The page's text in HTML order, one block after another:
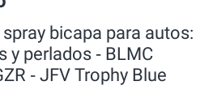
bicapa para autos:
perlados ‐ BLMC
‐ JFV Trophy Blue